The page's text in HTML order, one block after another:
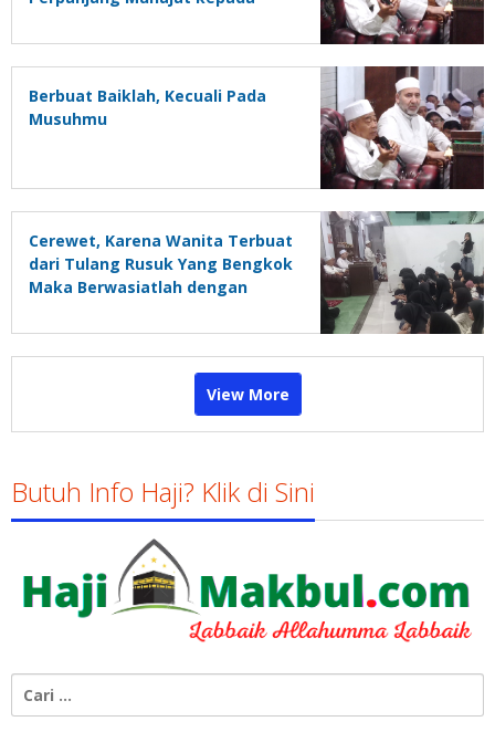
Berbuat Baiklah, Kecuali Pada
Musuhmu
Cerewet, Karena Wanita Terbuat
dari Tulang Rusuk Yang Bengkok
Maka Berwasiatlah dengan
View More
Butuh Info Haji? Klik di Sini
untuk: